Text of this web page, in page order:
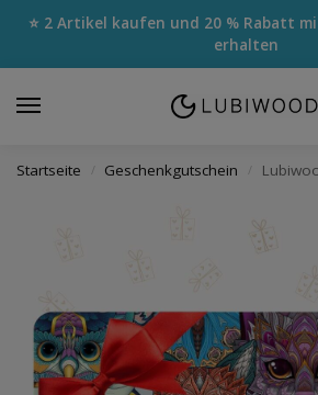
⭐ 2 Artikel kaufen und 20 % Rabatt
erhalten
Startseite / Geschenkgutschein /